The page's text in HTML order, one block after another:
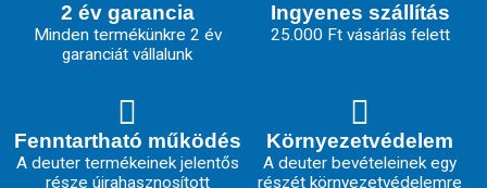
2 év garancia
Minden termékünkre 2 év
garanciát vállalunk
Ingyenes szállítás
25.000 Ft vásárlás felett
Fenntartható működés
A deuter termékeinek jelentős
része újrahasznosított
Környezetvédelem
A deuter bevételeinek egy
részét környezetvédelemre